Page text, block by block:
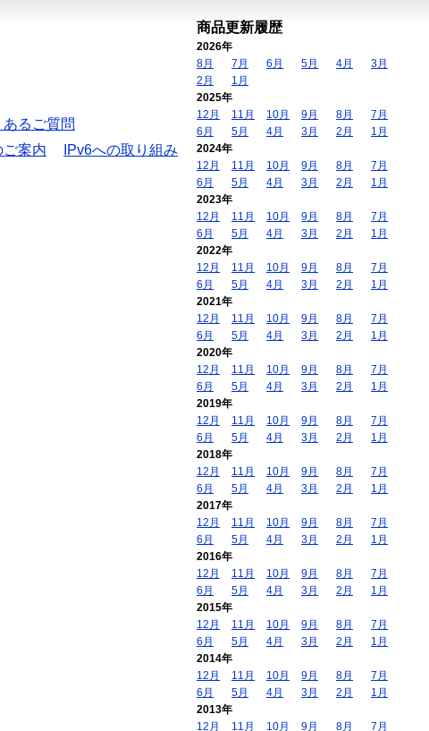
あるご質問
案内
IPv6への取り組み
商品更新履歴
2026年
8月
7月 6月 5月 4月
3月
2月
1月
2025年
12月
11月 10月 9月 8月
7月
6月
5月 4月 3月 2月
1月
2024年
12月
11月 10月 9月 8月
7月
6月
5月 4月 3月 2月
1月
2023年
12月
11月 10月 9月 8月
7月
6月
5月 4月 3月 2月
1月
2022年
12月
11月 10月 9月 8月
7月
6月
5月 4月 3月 2月
1月
2021年
12月
11月 10月 9月 8月
7月
6月
5月 4月 3月 2月
1月
2020年
12月
11月 10月 9月 8月
7月
6月
5月 4月 3月 2月
1月
2019年
12月
11月 10月 9月 8月
7月
6月
5月 4月 3月 2月
1月
2018年
12月
11月 10月 9月 8月
7月
6月
5月 4月 3月 2月
1月
2017年
12月
11月 10月 9月 8月
7月
6月
5月 4月 3月 2月
1月
2016年
12月
11月 10月 9月 8月
7月
6月
5月 4月 3月 2月
1月
2015年
12月
11月 10月 9月 8月
7月
6月
5月 4月 3月 2月
1月
2014年
12月
11月 10月 9月 8月
7月
6月
5月 4月 3月 2月
1月
2013年
12月
11月 10月 9月 8月 7月